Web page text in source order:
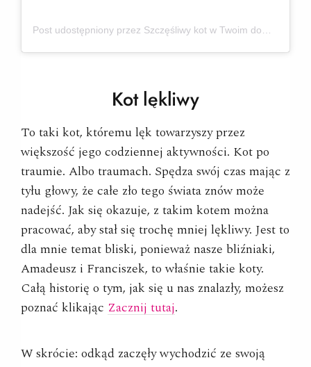
Kot lękliwy
To taki kot, któremu lęk towarzyszy przez
większość jego codziennej aktywności. Kot po
traumie. Albo traumach. Spędza swój czas mając z
tyłu głowy, że całe zło tego świata znów może
nadejść. Jak się okazuje, z takim kotem można
pracować, aby stał się trochę mniej lękliwy. Jest to
dla mnie temat bliski, ponieważ nasze bliźniaki,
Amadeusz i Franciszek, to właśnie takie koty.
Całą historię o tym, jak się u nas znalazły, możesz
poznać klikając Zacznij tutaj.
W skrócie: odkąd zaczęły wychodzić ze swoją